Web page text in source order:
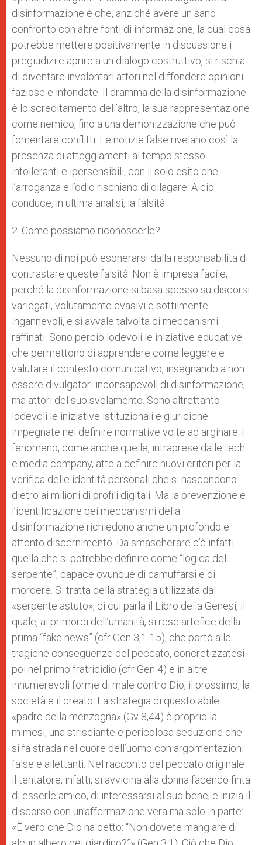
disinformazione è che, anziché avere un sano
confronto con altre fonti di informazione, la qual cosa
potrebbe mettere positivamente in discussione i
pregiudizi e aprire a un dialogo costruttivo, si rischia
di diventare involontari attori nel diffondere opinioni
faziose e infondate. Il dramma della disinformazione
è lo screditamento dell’altro, la sua rappresentazione
come nemico, fino a una demonizzazione che può
fomentare conflitti. Le notizie false rivelano così la
presenza di atteggiamenti al tempo stesso
intolleranti e ipersensibili, con il solo esito che
l’arroganza e l’odio rischiano di dilagare. A ciò
conduce, in ultima analisi, la falsità.
2. Come possiamo riconoscerle?
Nessuno di noi può esonerarsi dalla responsabilità di
contrastare queste falsità. Non è impresa facile,
perché la disinformazione si basa spesso su discorsi
variegati, volutamente evasivi e sottilmente
ingannevoli, e si avvale talvolta di meccanismi
raffinati. Sono perciò lodevoli le iniziative educative
che permettono di apprendere come leggere e
valutare il contesto comunicativo, insegnando a non
essere divulgatori inconsapevoli di disinformazione,
ma attori del suo svelamento. Sono altrettanto
lodevoli le iniziative istituzionali e giuridiche
impegnate nel definire normative volte ad arginare il
fenomeno, come anche quelle, intraprese dalle tech
e media company, atte a definire nuovi criteri per la
verifica delle identità personali che si nascondono
dietro ai milioni di profili digitali. Ma la prevenzione e
l’identificazione dei meccanismi della
disinformazione richiedono anche un profondo e
attento discernimento. Da smascherare c’è infatti
quella che si potrebbe definire come “logica del
serpente”, capace ovunque di camuffarsi e di
mordere. Si tratta della strategia utilizzata dal
«serpente astuto», di cui parla il Libro della Genesi, il
quale, ai primordi dell’umanità, si rese artefice della
prima “fake news” (cfr Gen 3,1-15), che portò alle
tragiche conseguenze del peccato, concretizzatesi
poi nel primo fratricidio (cfr Gen 4) e in altre
innumerevoli forme di male contro Dio, il prossimo, la
società e il creato. La strategia di questo abile
«padre della menzogna» (Gv 8,44) è proprio la
mimesi, una strisciante e pericolosa seduzione che
si fa strada nel cuore dell’uomo con argomentazioni
false e allettanti. Nel racconto del peccato originale
il tentatore, infatti, si avvicina alla donna facendo finta
di esserle amico, di interessarsi al suo bene, e inizia il
discorso con un’affermazione vera ma solo in parte:
«È vero che Dio ha detto: “Non dovete mangiare di